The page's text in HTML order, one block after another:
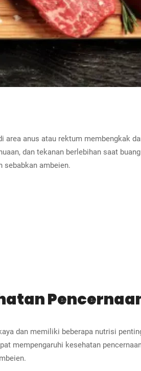
anus atau rektum membengkak
dan tekanan berlebihan saat
sebabkan ambeien.
dan memiliki beberapa nutrisi
mempengaruhi kesehatan